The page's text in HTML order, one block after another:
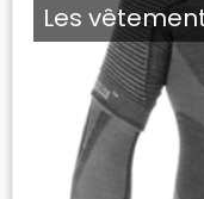
Les